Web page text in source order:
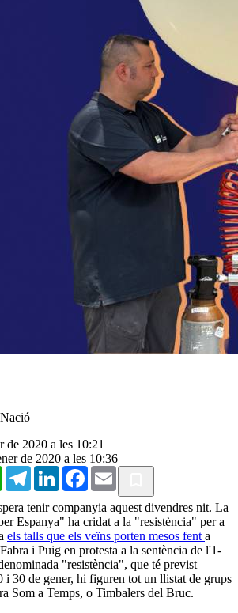
de 2020 a les 10:21
de 2020 a les 10:36
WhatsAppTelegramLinkedInFacebook
Email
tenir companyia aquest divendres nit. La
Espanya" ha cridat a la "resistència" per a
els talls que els veïns porten mesos fent a
i Puig en protesta a la sentència de l'1-
"resistència", que té previst
i 30 de gener, hi figuren tot un llistat de grups
Som a Temps, o Timbalers del Bruc.